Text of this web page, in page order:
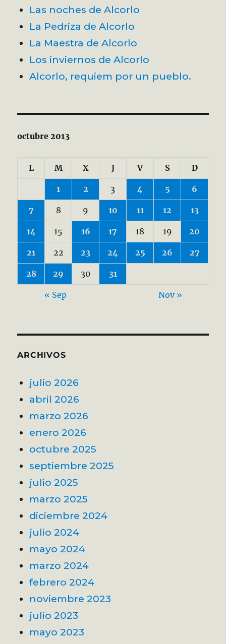
Las noches de Alcorlo
La Pedriza de Alcorlo
La Maestra de Alcorlo
Los inviernos de Alcorlo
Alcorlo, requiem por un pueblo.
octubre 2013
L M X J V S D
1 2 3 4 5 6
7 8 9 10 11 12 13
14 15 16 17 18 19 20
21 22 23 24 25 26 27
28 29 30 31
« Sep Nov »
ARCHIVOS
julio 2026
abril 2026
marzo 2026
enero 2026
octubre 2025
septiembre 2025
julio 2025
marzo 2025
diciembre 2024
julio 2024
mayo 2024
marzo 2024
febrero 2024
noviembre 2023
julio 2023
mayo 2023